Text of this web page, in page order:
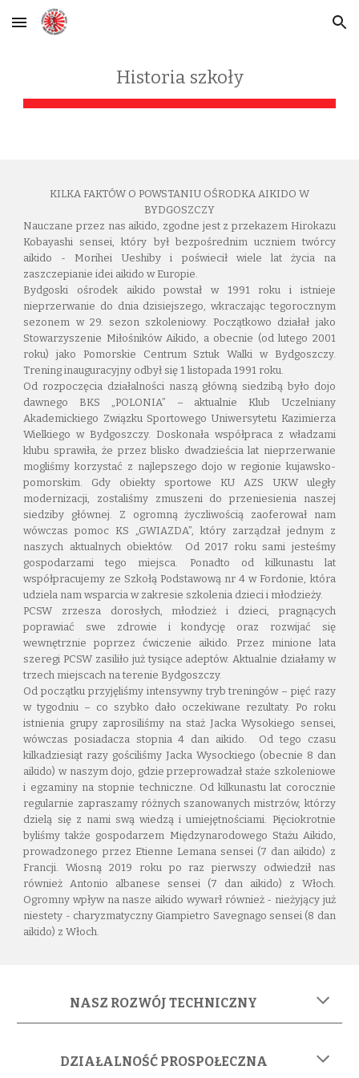
Skip to main content Skip to navigation
Historia szkoły
KILKA FAKTÓW O POWSTANIU OŚRODKA AIKIDO W
BYDGOSZCZY
Nauczane przez nas aikido, zgodne jest z przekazem Hirokazu
Kobayashi sensei, który był bezpośrednim uczniem twórcy
aikido - Morihei Ueshiby i poświecił wiele lat życia na
zaszczepianie idei aikido w Europie.
Bydgoski ośrodek aikido powstał w 1991 roku i istnieje
nieprzerwanie do dnia dzisiejszego, wkraczając tegorocznym
sezonem w 29. sezon szkoleniowy. Początkowo działał jako
Stowarzyszenie Miłośników Aikido, a obecnie (od lutego 2001
roku) jako Pomorskie Centrum Sztuk Walki w Bydgoszczy.
Trening inauguracyjny odbył się 1 listopada 1991 roku.
Od rozpoczęcia działalności naszą główną siedzibą było dojo
dawnego BKS „POLONIA” – aktualnie Klub Uczelniany
Akademickiego Związku Sportowego Uniwersytetu Kazimierza
Wielkiego w Bydgoszczy. Doskonała współpraca z władzami
klubu sprawiła, że przez blisko dwadzieścia lat nieprzerwanie
mogliśmy korzystać z najlepszego dojo w regionie kujawsko-
pomorskim. Gdy obiekty sportowe KU AZS UKW uległy
modernizacji, zostaliśmy zmuszeni do przeniesienia naszej
siedziby głównej. Z ogromną życzliwością zaoferował nam
wówczas pomoc KS „GWIAZDA”, który zarządzał jednym z
naszych aktualnych obiektów. Od 2017 roku sami jesteśmy
gospodarzami tego miejsca. Ponadto od kilkunastu lat
współpracujemy ze Szkołą Podstawową nr 4 w Fordonie, która
udziela nam wsparcia w zakresie szkolenia dzieci i młodzieży.
PCSW zrzesza dorosłych, młodzież i dzieci, pragnących
poprawiać swe zdrowie i kondycję oraz rozwijać się
wewnętrznie poprzez ćwiczenie aikido. Przez minione lata
szeregi PCSW zasiliło już tysiące adeptów. Aktualnie działamy w
trzech miejscach na terenie Bydgoszczy.
Od początku przyjęliśmy intensywny tryb treningów – pięć razy
w tygodniu – co szybko dało oczekiwane rezultaty. Po roku
istnienia grupy zaprosiliśmy na staż Jacka Wysokiego sensei,
wówczas posiadacza stopnia 4 dan aikido. Od tego czasu
kilkadziesiąt razy gościliśmy Jacka Wysockiego (obecnie 8 dan
aikido) w naszym dojo, gdzie przeprowadzał staże szkoleniowe
i egzaminy na stopnie techniczne. Od kilkunastu lat corocznie
regularnie zapraszamy różnych szanowanych mistrzów, którzy
dzielą się z nami swą wiedzą i umiejętnościami. Pięciokrotnie
byliśmy także gospodarzem Międzynarodowego Stażu Aikido,
prowadzonego przez Etienne Lemana sensei (7 dan aikido) z
Francji. Wiosną 2019 roku po raz pierwszy odwiedził nas
również Antonio albanese sensei (7 dan aikido) z Włoch.
Ogromny wpływ na nasze aikido wywarł również - nieżyjący już
niestety - charyzmatyczny Giampietro Savegnago sensei (8 dan
aikido) z Włoch.
NASZ ROZWÓJ TECHNICZNY
DZIAŁALNOŚĆ PROSPOŁECZNA